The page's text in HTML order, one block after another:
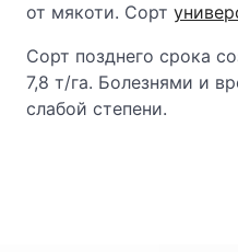
от мякоти. Сорт
Сорт позднего срока
7,8 т/га. Болезнями и
слабой степени.